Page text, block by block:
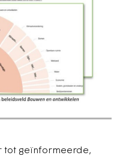
tot geïnformeerde,